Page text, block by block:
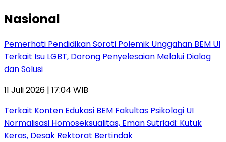
Nasional
Pemerhati Pendidikan Soroti Polemik Unggahan BEM UI
Terkait Isu LGBT, Dorong Penyelesaian Melalui Dialog
dan Solusi
11 Juli 2026 | 17:04 WIB
Terkait Konten Edukasi BEM Fakultas Psikologi UI
Normalisasi Homoseksualitas, Eman Sutriadi: Kutuk
Keras, Desak Rektorat Bertindak